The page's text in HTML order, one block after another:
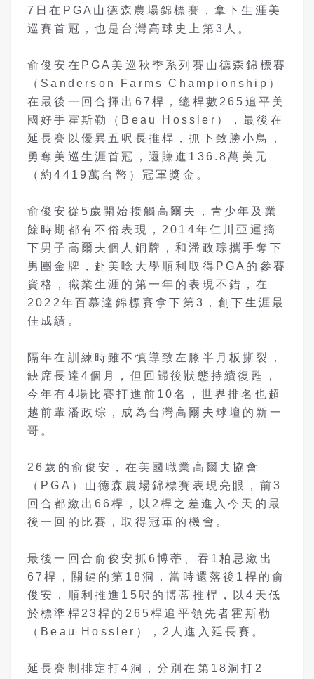
7日在PGA山德森農場錦標賽，拿下生涯美
巡賽首冠，也是台灣高球史上第3人。
俞俊安在PGA美巡秋季系列賽山德森錦標賽
（Sanderson Farms Championship）
在最後一回合揮出67桿，總桿數265追平美
國好手霍斯勒（Beau Hossler），最後在
延長賽以優異五呎長推桿，抓下致勝小鳥，
勇奪美巡生涯首冠，還賺進136.8萬美元
（約4419萬台幣）冠軍獎金。
俞俊安從5歲開始接觸高爾夫，青少年及業
餘時期都有不俗表現，2014年仁川亞運摘
下男子高爾夫個人銅牌，和潘政琮攜手奪下
男團金牌，赴美唸大學順利取得PGA的參賽
資格，職業生涯的第一年的表現不錯，在
2022年百慕達錦標賽拿下第3，創下生涯最
佳成績。
隔年在訓練時雖不慎導致左膝半月板撕裂，
缺席長達4個月，但回歸後狀態持續復甦，
今年有4場比賽打進前10名，世界排名也超
越前輩潘政琮，成為台灣高爾夫球壇的新一
哥。
26歲的俞俊安，在美國職業高爾夫協會
（PGA）山德森農場錦標賽表現亮眼，前3
回合都繳出66桿，以2桿之差進入今天的最
後一回的比賽，取得冠軍的機會。
最後一回合俞俊安抓6博蒂、吞1柏忌繳出
67桿，關鍵的第18洞，當時還落後1桿的俞
俊安，順利推進15呎的博蒂推桿，以4天低
於標準桿23桿的265桿追平領先者霍斯勒
（Beau Hossler），2人進入延長賽。
延長賽制排定打4洞，分別在第18洞打2